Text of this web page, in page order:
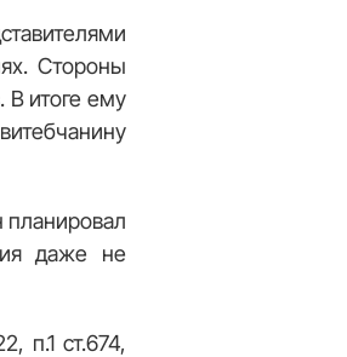
Стороны
В итоге ему
планировал
даже не
п.1 ст.674,